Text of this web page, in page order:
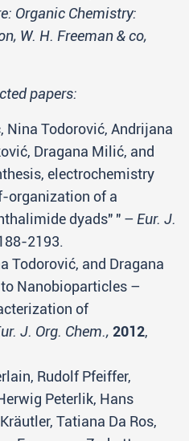
Organic Chemistry:
W. H. Freeman & co,
papers:
Nina Todorović, Andrijana
Dragana Milić, and
electrochemistry
organization of a
dyads" " – Eur. J.
2193.
Todorović, and Dragana
Nanobioparticles –
of
J. Org. Chem., 2012,
Rudolf Pfeiffer,
Peterlik, Hans
Tatiana Da Ros,